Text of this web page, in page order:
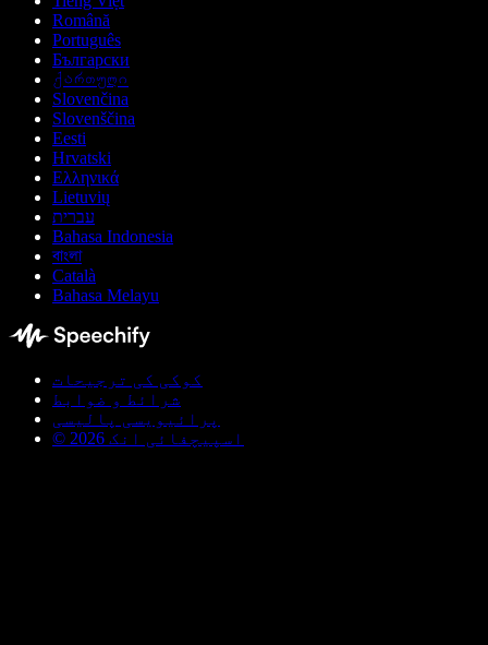
Română
Português
Български
ქართული
Slovenčina
Slovenščina
Eesti
Hrvatski
Ελληνικά
Lietuvių
עברית
Bahasa Indonesia
বাংলা
Català
Bahasa Melayu
کوکی کی ترجیحات
شرائط و ضوابط
پرائیویسی پالیسی
© اسپیچفائی انک 2026